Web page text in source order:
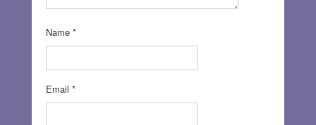
Name *
Email *